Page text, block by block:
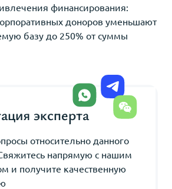
финансирования:
доноров уменьшают
базу до 250% от суммы
эксперта
относительно данного
напрямую с нашим
и получите качественную